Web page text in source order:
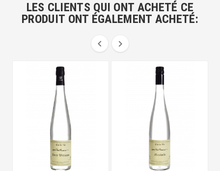
LES CLIENTS QUI ONT ACHETÉ CE
PRODUIT ONT ÉGALEMENT ACHETÉ:
 